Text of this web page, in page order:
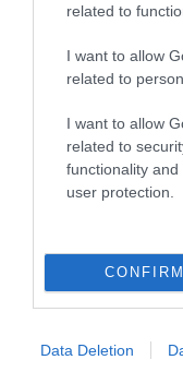
related to
I want to allow
related to
I want to allow
related to
functionality
user protection.
CONFIRM
Data Deletion
kertekben. A nagy
sérült gyümölcsöket,